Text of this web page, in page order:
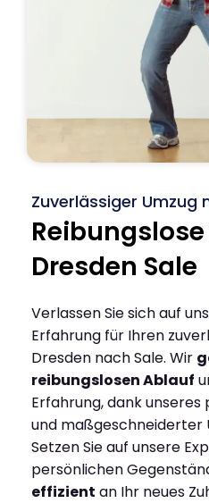
Zuverlässiger Umzug
Dresden Sale
Verlassen Sie sich auf
Erfahrung für Ihren
Dresden nach Sale. Wir
reibungslosen Ablauf
Erfahrung, dank
und maßgeschneiderter
Setzen Sie auf unsere
persönlichen
effizient an Ihr neues